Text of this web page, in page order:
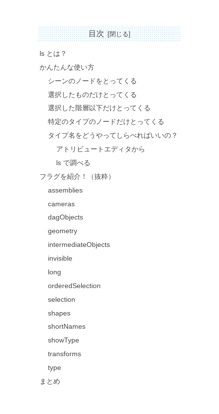
目次
ls とは？
かんたんな使い方
シーンのノードをとってくる
選択したものだけとってくる
選択した階層以下だけとってくる
特定のタイプのノードだけとってくる
タイプ名をどうやってしらべればいいの？
アトリビュートエディタから
ls で調べる
フラグを紹介！（抜粋）
assemblies
cameras
dagObjects
geometry
intermediateObjects
invisible
long
orderedSelection
selection
shapes
shortNames
showType
transforms
type
まとめ